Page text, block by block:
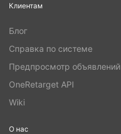
Клиентам
Блог
Справка по системе
Предпросмотр объявлений
OneRetarget API
Wiki
О нас